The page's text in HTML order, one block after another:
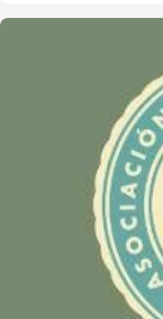
Asociación de